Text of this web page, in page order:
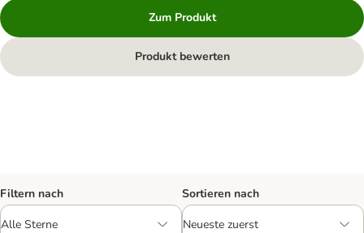
Zum Produkt
Produkt bewerten
Filtern nach Sortieren nach